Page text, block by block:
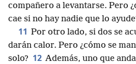
compañero a levantarse. Pero
cae si no hay nadie que lo
11 Por otro lado, si dos se
darán calor. Pero ¿cómo se
solo? 12 Además, uno que